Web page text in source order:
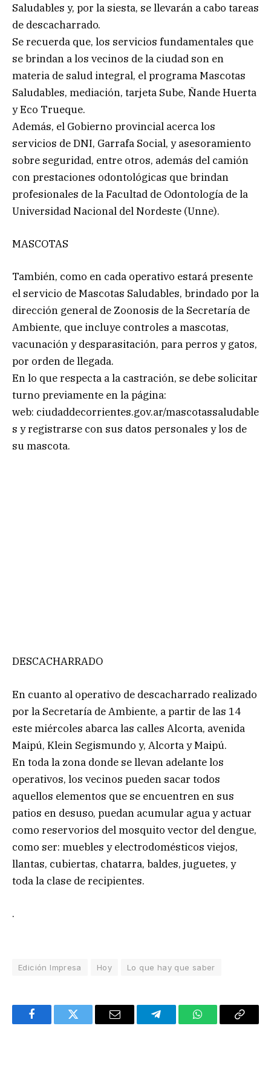
Saludables y, por la siesta, se llevarán a cabo tareas
de descacharrado.
Se recuerda que, los servicios fundamentales que
se brindan a los vecinos de la ciudad son en
materia de salud integral, el programa Mascotas
Saludables, mediación, tarjeta Sube, Ñande Huerta
y Eco Trueque.
Además, el Gobierno provincial acerca los
servicios de DNI, Garrafa Social, y asesoramiento
sobre seguridad, entre otros, además del camión
con prestaciones odontológicas que brindan
profesionales de la Facultad de Odontología de la
Universidad Nacional del Nordeste (Unne).
MASCOTAS
También, como en cada operativo estará presente
el servicio de Mascotas Saludables, brindado por la
dirección general de Zoonosis de la Secretaría de
Ambiente, que incluye controles a mascotas,
vacunación y desparasitación, para perros y gatos,
por orden de llegada.
En lo que respecta a la castración, se debe solicitar
turno previamente en la página:
web: ciudaddecorrientes.gov.ar/mascotassaludable
s y registrarse con sus datos personales y los de
su mascota.
DESCACHARRADO
En cuanto al operativo de descacharrado realizado
por la Secretaría de Ambiente, a partir de las 14
este miércoles abarca las calles Alcorta, avenida
Maipú, Klein Segismundo y, Alcorta y Maipú.
En toda la zona donde se llevan adelante los
operativos, los vecinos pueden sacar todos
aquellos elementos que se encuentren en sus
patios en desuso, puedan acumular agua y actuar
como reservorios del mosquito vector del dengue,
como ser: muebles y electrodomésticos viejos,
llantas, cubiertas, chatarra, baldes, juguetes, y
toda la clase de recipientes.
.
Edición Impresa Hoy Lo que hay que saber
FacebookTwitter Email TelegramWhatsAppCopy